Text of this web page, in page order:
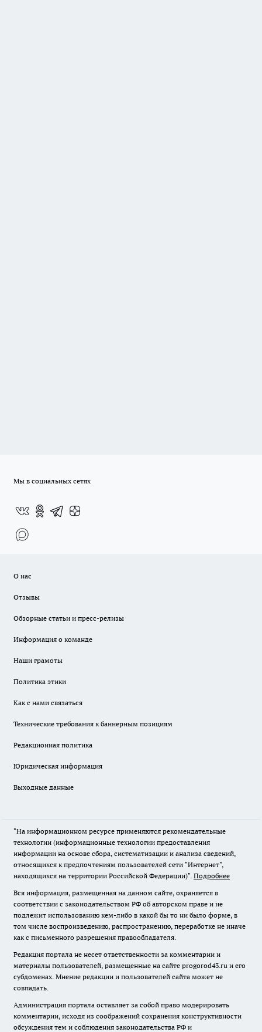
Мы в социальных сетях
О нас
Отзывы
Обзорные статьи и пресс-релизы
Информация о команде
Наши грамоты
Политика этики
Как с нами связаться
Технические требования к баннерным позициям
Редакционная политика
Юридическая информация
Выходные данные
"На информационном ресурсе применяются рекомендательные
технологии (информационные технологии предоставления
информации на основе сбора, систематизации и анализа сведений,
относящихся к предпочтениям пользователей сети "Интернет",
находящихся на территории Российской Федерации)". Подробнее
Вся информация, размещенная на данном сайте, охраняется в
соответствии с законодательством РФ об авторском праве и не
подлежит использованию кем-либо в какой бы то ни было форме, в
том числе воспроизведению, распространению, переработке не иначе
как с письменного разрешения правообладателя.
Редакция портала не несет ответственности за комментарии и
материалы пользователей, размещенные на сайте progorod43.ru и его
субдоменах. Мнение редакции и пользователей сайта может не
совпадать.
Администрация портала оставляет за собой право модерировать
комментарии, исходя из соображений сохранения конструктивности
обсуждения тем и соблюдения законодательства РФ и